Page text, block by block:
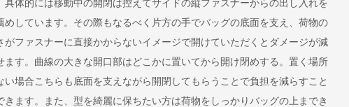
具体的には移動中の開閉は控えてサイドの縦ファスナーからの出し入れを
めしています。その際もなるべく片方の手でバッグの底面を支え、荷物の
がファスナーに直接かからないイメージで開けていただくとダメージが減
ます。曲線の大きな開口部はどこかに置いてから開け閉めする。置く場所
い場合こちらも底面を支えながら開閉してもらうことで負担を減らすこと
きます。また、型を綺麗に保ちたい方は荷物をしっかりバッグの上までき